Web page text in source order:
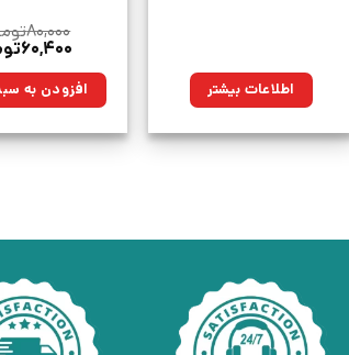
اطلاعات بیشتر
۸۰,۰۰۰
قیمت
بود.
۶۰,۴۰۰
افزودن به